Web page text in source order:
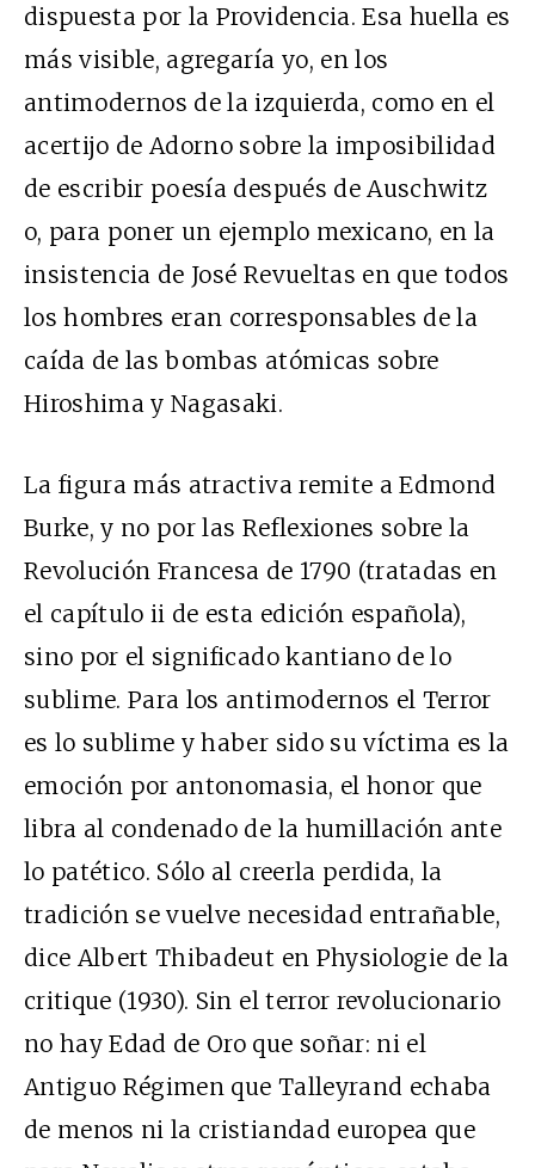
dispuesta por la Providencia. Esa huella es
más visible, agregaría yo, en los
antimodernos de la izquierda, como en el
acertijo de Adorno sobre la imposibilidad
de escribir poesía después de Auschwitz
o, para poner un ejemplo mexicano, en la
insistencia de José Revueltas en que todos
los hombres eran corresponsables de la
caída de las bombas atómicas sobre
Hiroshima y Nagasaki.
La figura más atractiva remite a Edmond
Burke, y no por las Reflexiones sobre la
Revolución Francesa de 1790 (tratadas en
el capítulo ii de esta edición española),
sino por el significado kantiano de lo
sublime. Para los antimodernos el Terror
es lo sublime y haber sido su víctima es la
emoción por antonomasia, el honor que
libra al condenado de la humillación ante
lo patético. Sólo al creerla perdida, la
tradición se vuelve necesidad entrañable,
dice Albert Thibadeut en Physiologie de la
critique (1930). Sin el terror revolucionario
no hay Edad de Oro que soñar: ni el
Antiguo Régimen que Talleyrand echaba
de menos ni la cristiandad europea que